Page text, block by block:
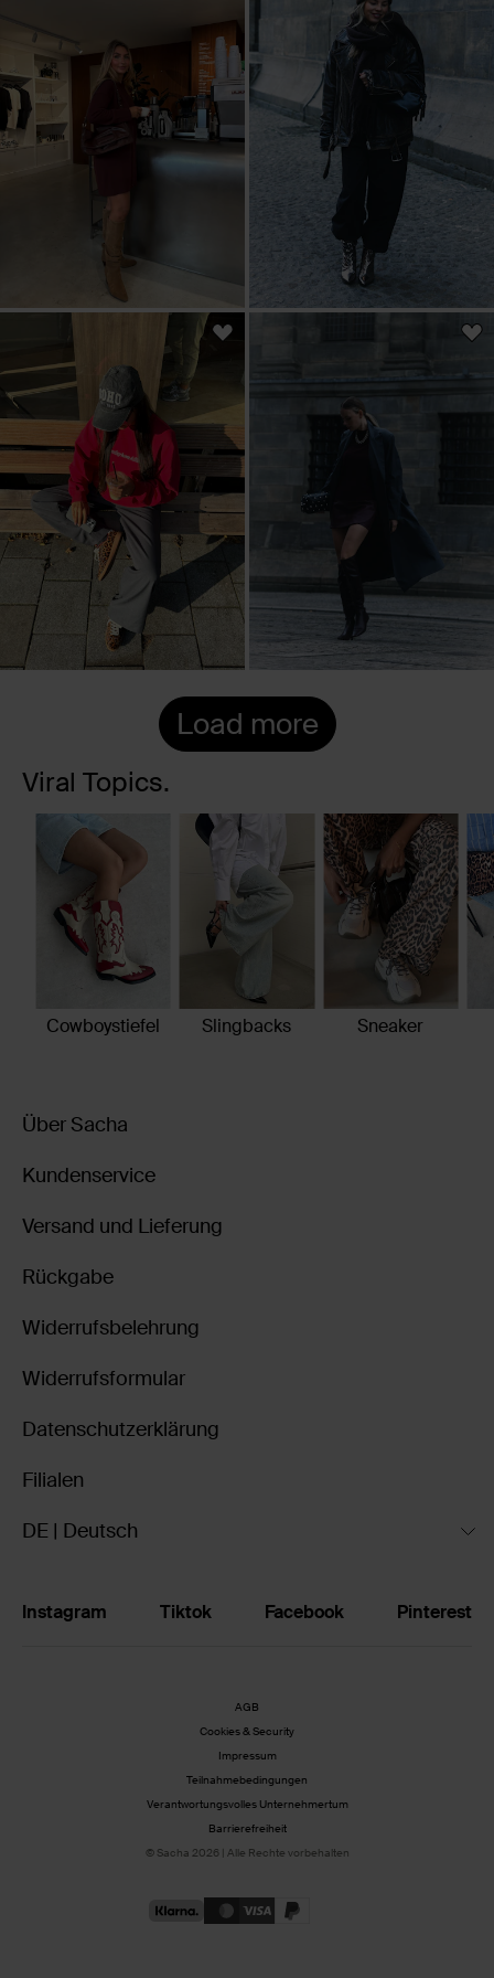
Load more
Viral Topics.
Cowboystiefel Slingbacks
Sneaker
Über Sacha
Kundenservice
Versand und Lieferung
Rückgabe
Widerrufsbelehrung
Widerrufsformular
Datenschutzerklärung
Filialen
DE | Deutsch
Instagram Tiktok Facebook Pinterest
AGB
Cookies & Security
Impressum
Teilnahmebedingungen
Verantwortungsvolles Unternehmertum
Barrierefreiheit
© Sacha 2026 | Alle Rechte vorbehalten